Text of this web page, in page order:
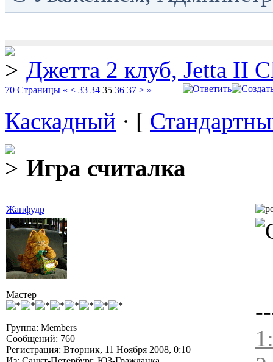
Джетта 2 клуб, Jetta II
70 Страницы « < 33 34 35 36 37 > »
Каскадный · [
Игра считалка
Жанфудр
Мастер
Группа: Members
Сообщений: 760
Регистрация: Вторник, 11 Ноября 2008, 0:10